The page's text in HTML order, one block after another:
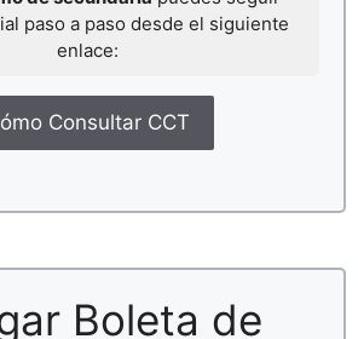
paso a paso desde el siguiente
enlace:
Consultar CCT
Boleta de